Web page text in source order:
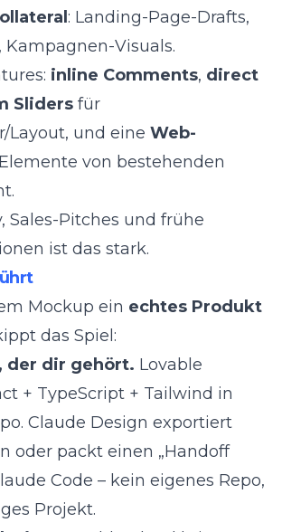
: Landing-Page-Drafts,
Kampagnen-Visuals.
inline Comments, direct
Sliders für
Layout, und eine Web-
von bestehenden
Sales-Pitches und frühe
ist das stark.
Mockup ein echtes Produkt
das Spiel:
der dir gehört. Lovable
+ TypeScript + Tailwind in
Claude Design exportiert
oder packt einen „Handoff
Code – kein eigenes Repo,
Projekt.